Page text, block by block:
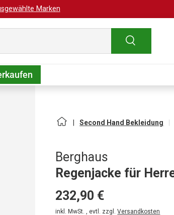
Marken
Suchen
Second Hand Bekleidung
Berghaus
Regenjacke für
232,90 €
inkl. MwSt. , evtl. zzgl.Versandkosten